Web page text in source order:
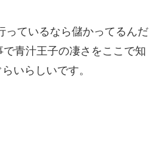
っているなら儲かってるんだ
青汁王子の凄さをここで知
いらしいです。